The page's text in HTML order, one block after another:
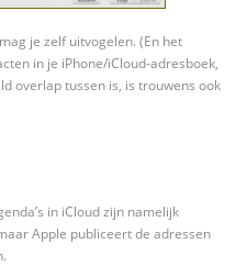
je zelf uitvogelen. (En het
in je iPhone/iCloud-adresboek,
overlap tussen is, is trouwens ook
in iCloud zijn namelijk
Apple publiceert de adressen